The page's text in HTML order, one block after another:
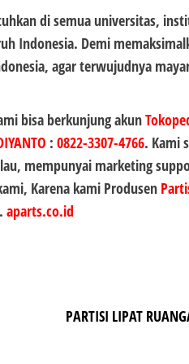
di semua universitas,
Indonesia. Demi
agar terwujudnya
bisa berkunjung akun
: 0822-3307-4766. Kami
mempunyai marketing
Karena kami Produsen
aparts.co.id
PARTISI LIPAT